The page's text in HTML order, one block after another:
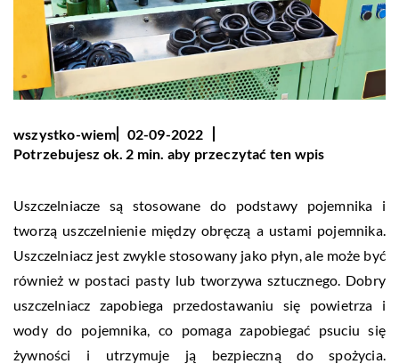
wszystko-wiem
02-09-2022
Potrzebujesz ok. 2 min. aby przeczytać ten wpis
Uszczelniacze są stosowane do podstawy pojemnika i
tworzą uszczelnienie między obręczą a ustami pojemnika.
Uszczelniacz jest zwykle stosowany jako płyn, ale może być
również w postaci pasty lub tworzywa sztucznego. Dobry
uszczelniacz zapobiega przedostawaniu się powietrza i
wody do pojemnika, co pomaga zapobiegać psuciu się
żywności i utrzymuje ją bezpieczną do spożycia.